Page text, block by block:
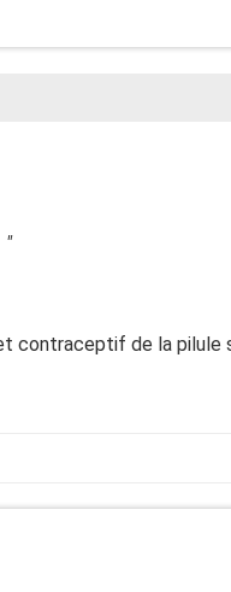
"
contraceptif de la pilule